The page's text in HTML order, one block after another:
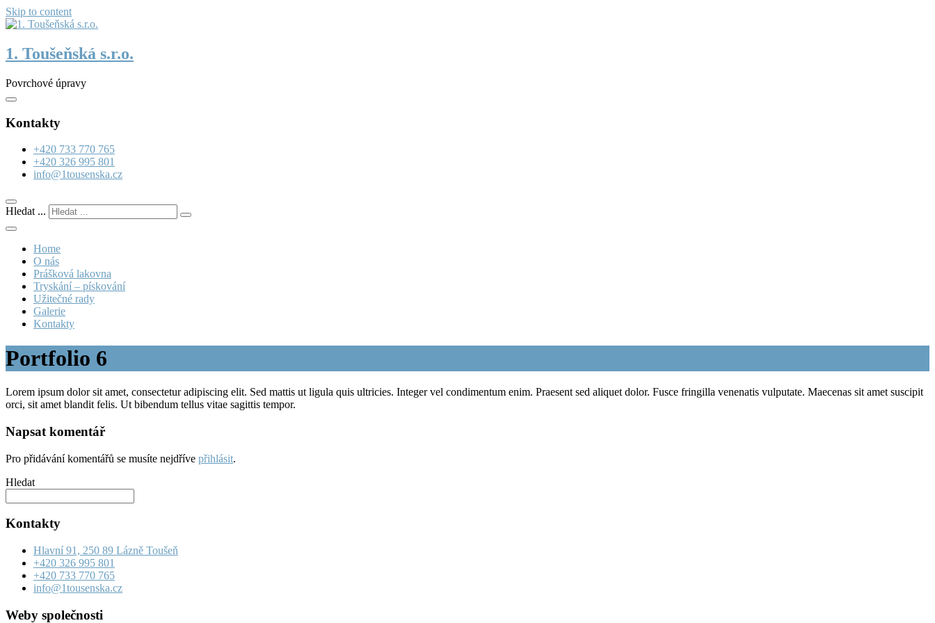
Skip to content
1. Toušeňská s.r.o.
Povrchové úpravy
Kontakty
+420 733 770 765
+420 326 995 801
info@1tousenska.cz
Hledat ...
Home
O nás
Prášková lakovna
Tryskání – pískování
Užitečné rady
Galerie
Kontakty
Portfolio 6
Lorem ipsum dolor sit amet, consectetur adipiscing elit. Sed mattis ut ligula quis ultricies. Integer vel condimentum enim. Praesent sed aliquet dolor. Fusce fringilla venenatis vulputate. Maecenas sit amet suscipit
orci, sit amet blandit felis. Ut bibendum tellus vitae sagittis tempor.
Napsat komentář
Pro přidávání komentářů se musíte nejdříve přihlásit.
Hledat
Kontakty
Hlavní 91, 250 89 Lázně Toušeň
+420 326 995 801
+420 733 770 765
info@1tousenska.cz
Weby společnosti